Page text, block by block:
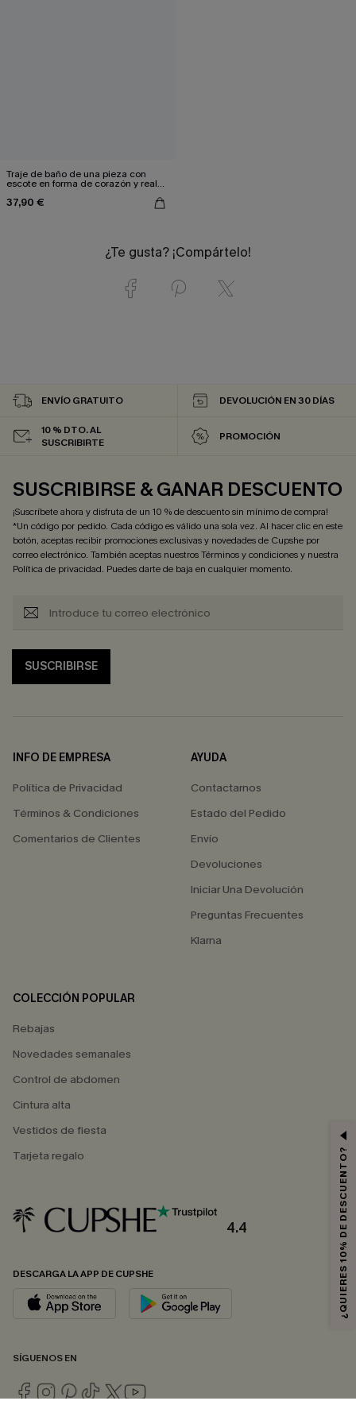
Traje de baño de una pieza con
escote en forma de corazón y realce
37,90 €
¿Te gusta? ¡Compártelo!
ENVÍO GRATUITO DEVOLUCIÓN EN 30 DÍAS
10 % DTO. AL
SUSCRIBIRTE
PROMOCIÓN
SUSCRIBIRSE & GANAR DESCUENTO
¡Suscríbete ahora y disfruta de un 10 % de descuento sin mínimo de compra!
*Un código por pedido. Cada código es válido una sola vez. Al hacer clic en este
botón, aceptas recibir promociones exclusivas y novedades de Cupshe por
correo electrónico. También aceptas nuestrosTérminos y condicionesy nuestra
Política de privacidad. Puedes darte de baja en cualquier momento.
SUSCRIBIRSE
INFO DE EMPRESA
Política de Privacidad
Términos & Condiciones
Comentarios de Clientes
AYUDA
Contactarnos
Estado del Pedido
Envío
Devoluciones
Iniciar Una Devolución
Preguntas Frecuentes
Klarna
COLECCIÓN POPULAR
Rebajas
Novedades semanales
Control de abdomen
Cintura alta
Vestidos de fiesta
Tarjeta regalo
4.4
DESCARGA LA APP DE CUPSHE
SÍGUENOS EN
¿QUIERES 10% DE DESCUENTO?